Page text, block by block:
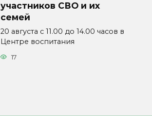
участников СВО и их
семей
20 августа с 11.00 до 14.00 часов в
Центре воспитания
17